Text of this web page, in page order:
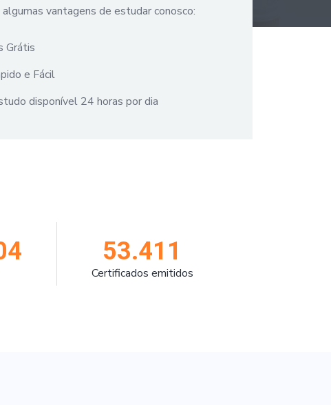
vantagens de estudar conosco:
Grátis
e Fácil
disponível 24 horas por dia
53.411
Certificados emitidos